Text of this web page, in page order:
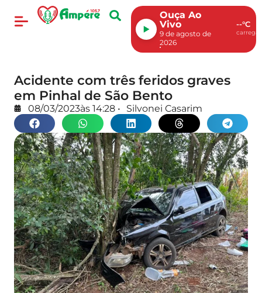
Ouça Ao
Vivo
9 de agosto de
2026
--°C
Acidente com três feridos graves
em Pinhal de São Bento
08/03/2023às 14:28 • Silvonei Casarim